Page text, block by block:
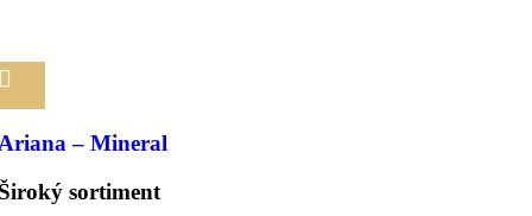
– Mineral
sortiment